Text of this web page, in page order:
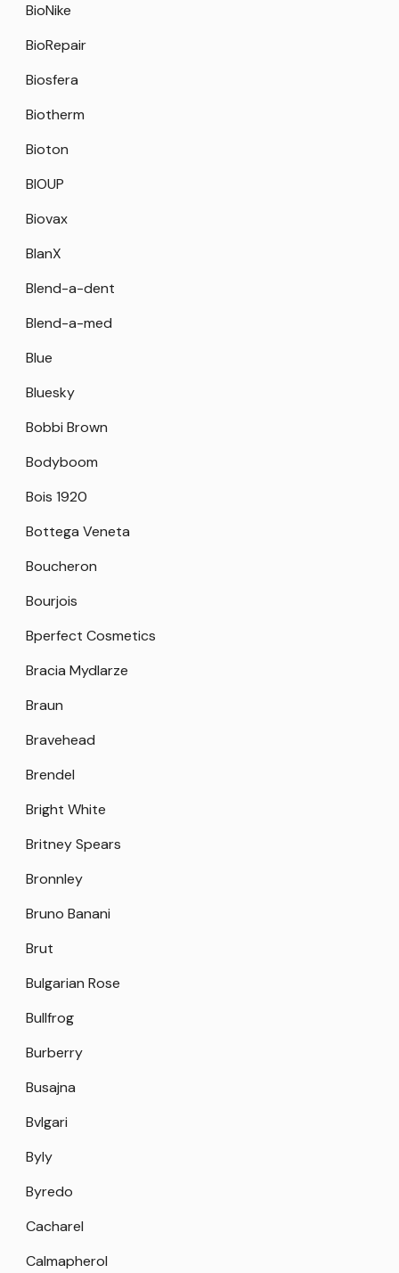
BioNike
BioRepair
Biosfera
Biotherm
Bioton
BIOUP
Biovax
BlanX
Blend-a-dent
Blend-a-med
Blue
Bluesky
Bobbi Brown
Bodyboom
Bois 1920
Bottega Veneta
Boucheron
Bourjois
Bperfect Cosmetics
Bracia Mydlarze
Braun
Bravehead
Brendel
Bright White
Britney Spears
Bronnley
Bruno Banani
Brut
Bulgarian Rose
Bullfrog
Burberry
Busajna
Bvlgari
Byly
Byredo
Cacharel
Calmapherol